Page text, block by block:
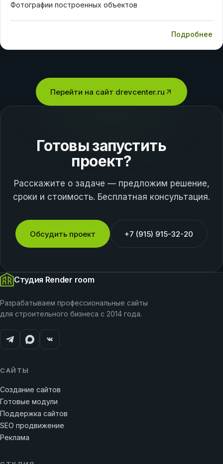
Фотографии построенных объектов
Подробнее
Перейти на сайт drevcenter.ru
Готовы запустить
проект?
Расскажите о задаче — предложим решение,
сроки и стоимость. Бесплатная консультация.
Обсудить проект +7 (915) 915-32-20
Студия Render room
Разрабатываем профессиональные сайты
для строительного бизнеса с 2014 года.
САЙТЫ
Создание сайтов
Готовые модули
Поддержка сайтов
SEO продвижение
Реклама